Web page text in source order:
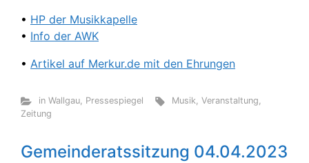
• HP der Musikkapelle
• Info der AWK
• Artikel auf Merkur.de mit den Ehrungen
in Wallgau, Pressespiegel Musik,Veranstaltung,
Zeitung
Gemeinderatssitzung 04.04.2023